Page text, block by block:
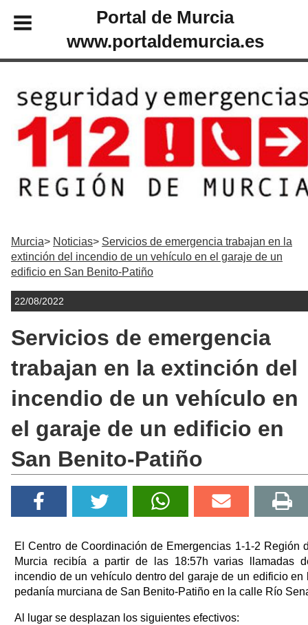
Portal de Murcia
www.portaldemurcia.es
Murcia Noticias
Servicios de emergencia trabajan en la
extinción del incendio de un vehículo en el garaje de un
edificio en San Benito-Patiño
22/08/2022
Servicios de emergencia
trabajan en la extinción del
incendio de un vehículo en
el garaje de un edificio en
San Benito-Patiño
El Centro de Coordinación de Emergencias 1-1-2 Región
Murcia recibía a partir de las 18:57h varias llamadas
incendio de un vehículo dentro del garaje de un edificio en
pedanía murciana de San Benito-Patiño en la calle Río
Al lugar se desplazan los siguientes efectivos: